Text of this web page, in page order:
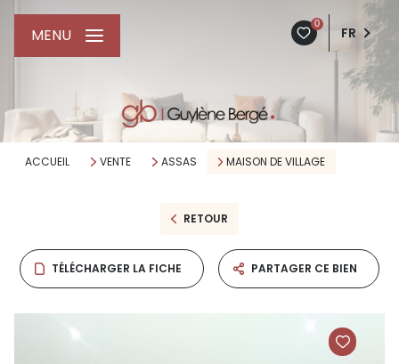
0
FR
MENU
ACCUEIL VENTE ASSAS MAISON DE VILLAGE
RETOUR
TÉLÉCHARGER LA FICHE PARTAGER CE BIEN